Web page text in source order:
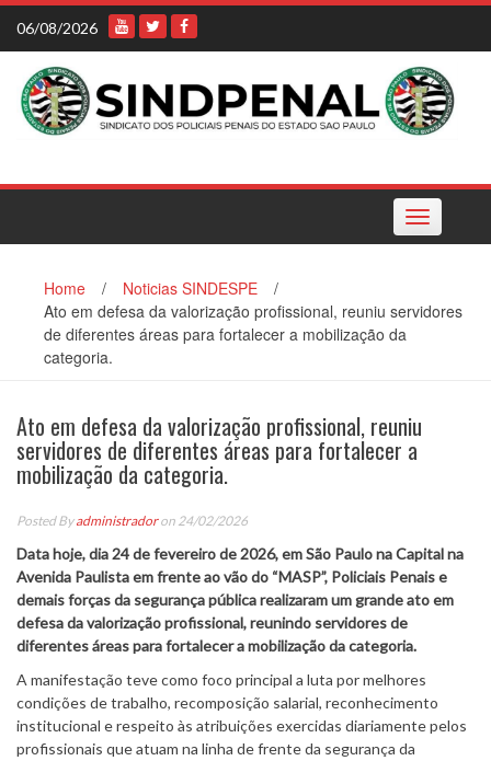
Skip
content
06/08/2026
Toggle
navigation
Home / Noticias SINDESPE
/
Ato em defesa da valorização profissional, reuniu servidores
de diferentes áreas para fortalecer a mobilização da
categoria.
Ato em defesa da valorização profissional, reuniu
servidores de diferentes áreas para fortalecer a
mobilização da categoria.
Posted Byadministradoron 24/02/2026
Data hoje, dia 24 de fevereiro de 2026, em São Paulo na Capital na
Avenida Paulista em frente ao vão do “MASP”, Policiais Penais e
demais forças da segurança pública realizaram um grande ato em
defesa da valorização profissional, reunindo servidores de
diferentes áreas para fortalecer a mobilização da categoria.
A manifestação teve como foco principal a luta por melhores
condições de trabalho, recomposição salarial, reconhecimento
institucional e respeito às atribuições exercidas diariamente pelos
profissionais que atuam na linha de frente da segurança da